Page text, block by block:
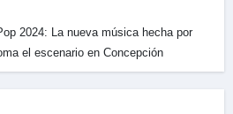
2024: La nueva música hecha por
el escenario en Concepción